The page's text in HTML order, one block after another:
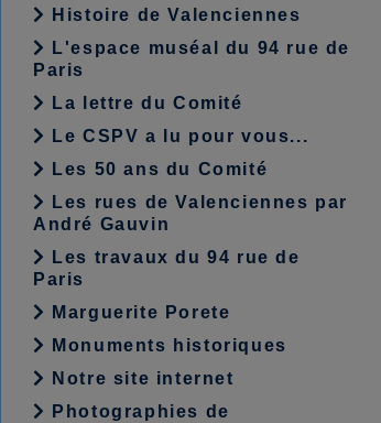
Histoire de Valenciennes
L'espace muséal du 94 rue de
Paris
La lettre du Comité
Le CSPV a lu pour vous...
Les 50 ans du Comité
Les rues de Valenciennes par
André Gauvin
Les travaux du 94 rue de
Paris
Marguerite Porete
Monuments historiques
Notre site internet
Photographies de